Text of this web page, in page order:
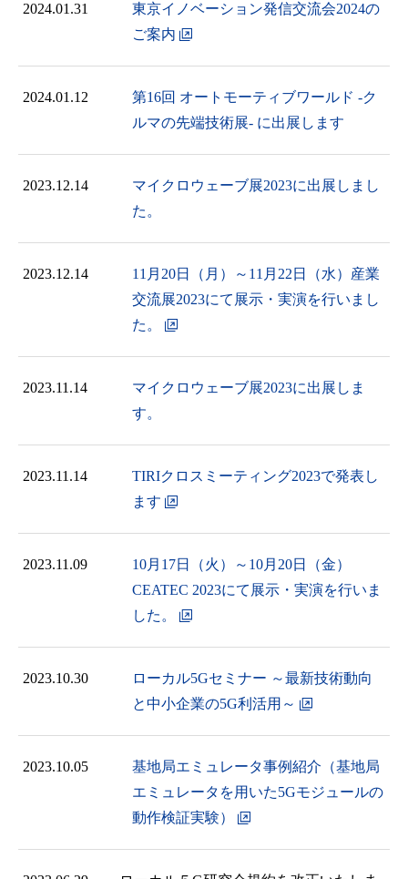
2024.01.31
東京イノベーション発信交流会2024の
ご案内
2024.01.12
第16回 オートモーティブワールド -ク
ルマの先端技術展- ​に出展します
2023.12.14
マイクロウェーブ展2023に出展しまし
た。
2023.12.14
11月20日（月）～11月22日（水）産業
交流展2023にて展示・実演を行いまし
た。
2023.11.14
マイクロウェーブ展2023に出展しま
す。
2023.11.14
TIRIクロスミーティング2023で発表し
ます
2023.11.09
10月17日（火）～10月20日（金）
CEATEC 2023にて展示・実演を行いま
した。
2023.10.30
ローカル5Gセミナー ～最新技術動向
と中小企業の5G利活用～
2023.10.05
基地局エミュレータ事例紹介（基地局
エミュレータを用いた5Gモジュールの
動作検証実験）